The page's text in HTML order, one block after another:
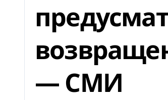
— СМИ